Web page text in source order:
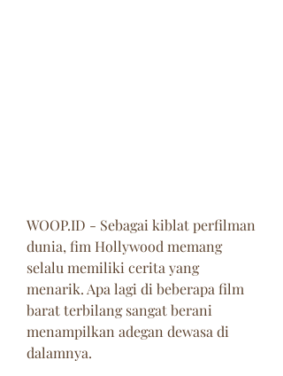
WOOP.ID - Sebagai kiblat perfilman
dunia, fim Hollywood memang
selalu memiliki cerita yang
menarik. Apa lagi di beberapa film
barat terbilang sangat berani
menampilkan adegan dewasa di
dalamnya.